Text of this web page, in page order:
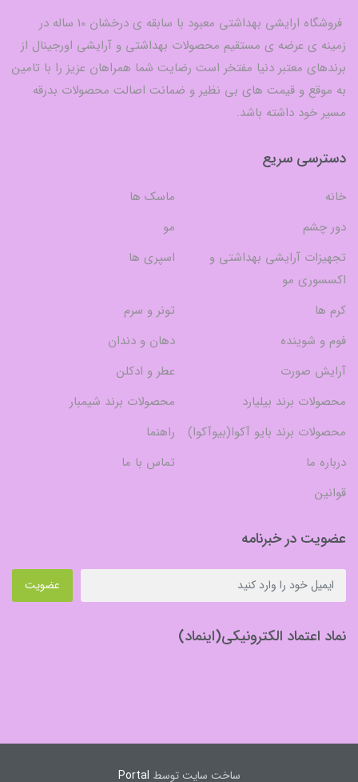
فروشگاه ارایشی بهداشتی معبود با سابقه ی درخشان 10 ساله در
زمینه ی عرضه ی مستقیم محصولات بهداشتی و آرایشی اورجینال از
برندهای معتبر دنیا مفتخر است رضایت شما همراهان عزیز را با تامین
به موقع و قیمت های بی نظیر و ضمانت اصالت محصولات بدرقه
مسیر خود داشته باشد.
دسترسی سریع
خانه
ماسک ها
دور چشم
مو
تجهیزات آرایشی بهداشتی و
اکسسوری مو
اسپری ها
کرم ها
تونر و سرم
فوم و شوینده
دهان و دندان
آرایش صورت
عطر و ادکلن
محصولات برند بیلیارد
محصولات برند شیمبار
محصولات برند بایو آکوا(بیوآکوا)
راهنما
درباره ما
تماس با ما
قوانین
عضویت در خبرنامه
عضویت
نماد اعتماد الکترونیکی(اینماد)
ساخت سایت توسط Portal